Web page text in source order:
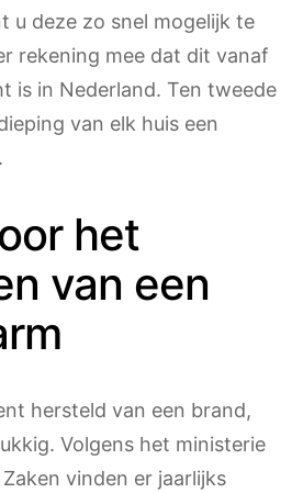
u deze zo snel mogelijk te
rekening mee dat dit vanaf
is in Nederland. Ten tweede
van elk huis een
het
van een
hersteld van een brand,
Volgens het ministerie
vinden er jaarlijks